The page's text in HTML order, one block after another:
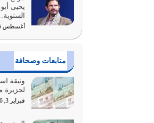
يوليو 29, 2026
هل نحن من
على أصله وأعرض
يوليو 27, 2026
يحيى
السنوية…
أغسطس 15, 2016
متابعات وصحافة
وثيقة
لجزيرة
فبراير 3, 2026